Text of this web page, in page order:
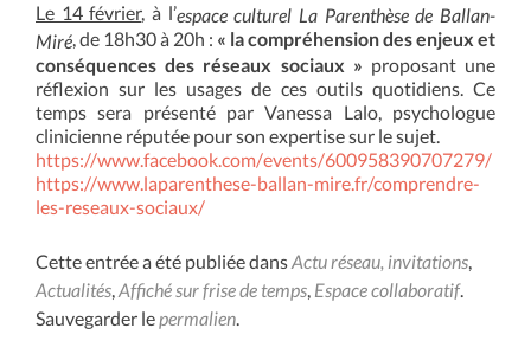
Le 14 février, à l’espace culturel La Parenthèse de Ballan-
Miré, de 18h30 à 20h : « lacompréhension des enjeux et
conséquences des réseaux sociaux » proposant une
réflexion sur les usages de ces outils quotidiens. Ce
temps sera présenté par Vanessa Lalo, psychologue
clinicienne réputée pour son expertise sur le sujet.
https://www.facebook.com/events/600958390707279/
https://www.laparenthese-ballan-mire.fr/comprendre-
les-reseaux-sociaux/
Cette entrée a été publiée dansActu réseau, invitations,
Actualités,Affiché sur frise de temps, Espace collaboratif.
Sauvegarder lepermalien.